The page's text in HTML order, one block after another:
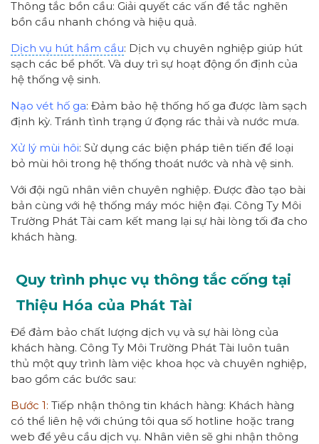
Thông tắc bồn cầu: Giải quyết các vấn đề tắc nghẽn
bồn cầu nhanh chóng và hiệu quả.
Dịch vụ hút hầm cầu: Dịch vụ chuyên nghiệp giúp hút
sạch các bể phốt. Và duy trì sự hoạt động ổn định của
hệ thống vệ sinh.
Nạo vét hố ga: Đảm bảo hệ thống hố ga được làm sạch
định kỳ. Tránh tình trạng ứ đọng rác thải và nước mưa.
Xử lý mùi hôi: Sử dụng các biện pháp tiên tiến để loại
bỏ mùi hôi trong hệ thống thoát nước và nhà vệ sinh.
Với đội ngũ nhân viên chuyên nghiệp. Được đào tạo bài
bản cùng với hệ thống máy móc hiện đại. Công Ty Môi
Trường Phát Tài cam kết mang lại sự hài lòng tối đa cho
khách hàng.
Quy trình phục vụ thông tắc cống tại
Thiệu Hóa của Phát Tài
Để đảm bảo chất lượng dịch vụ và sự hài lòng của
khách hàng. Công Ty Môi Trường Phát Tài luôn tuân
thủ một quy trình làm việc khoa học và chuyên nghiệp,
bao gồm các bước sau:
Bước 1: Tiếp nhận thông tin khách hàng: Khách hàng
có thể liên hệ với chúng tôi qua số hotline hoặc trang
web để yêu cầu dịch vụ. Nhân viên sẽ ghi nhận thông